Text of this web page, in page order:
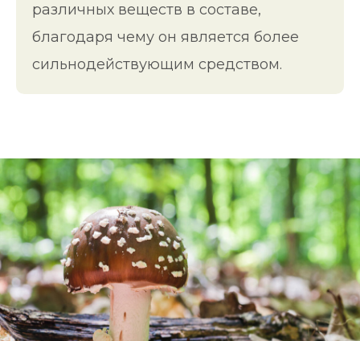
различных веществ в составе,
благодаря чему он является более
сильнодействующим средством.
ВСЯ ПОЛЬЗА КРАСНОГО
И ПАНТЕРНОГО